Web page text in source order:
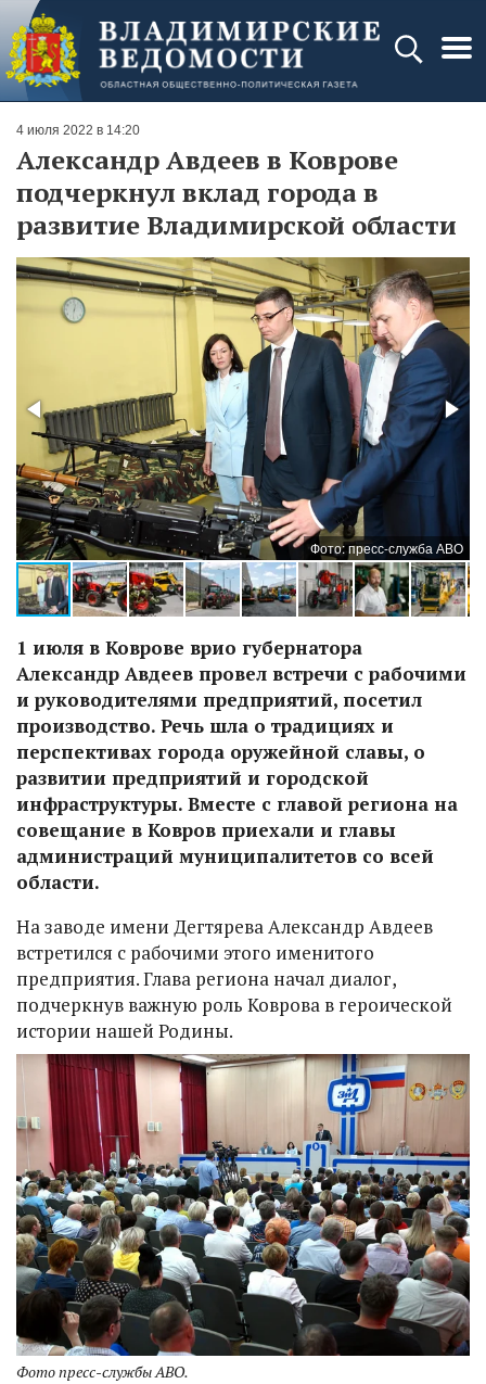
4 июля 2022 в 14:20
Александр Авдеев в Коврове
подчеркнул вклад города в
развитие Владимирской области
Фото: пресс-служба АВО
1 июля в Коврове врио губернатора
Александр Авдеев провел встречи с рабочими
и руководителями предприятий, посетил
производство. Речь шла о традициях и
перспективах города оружейной славы, о
развитии предприятий и городской
инфраструктуры. Вместе с главой региона на
совещание в Ковров приехали и главы
администраций муниципалитетов со всей
области.
На заводе имени Дегтярева Александр Авдеев
встретился с рабочими этого именитого
предприятия. Глава региона начал диалог,
подчеркнув важную роль Коврова в героической
истории нашей Родины.
Фото пресс-службы АВО.